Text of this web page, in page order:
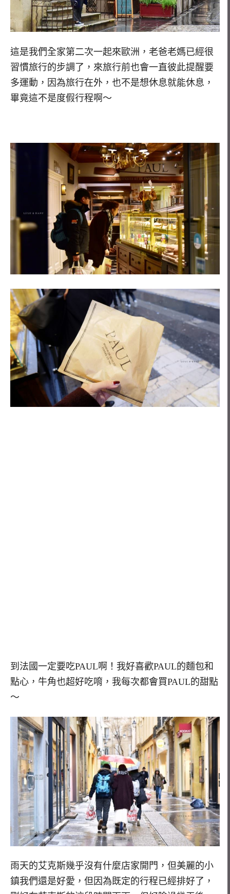
這是我們全家第二次一起來歐洲，老爸老媽已經很
習慣旅行的步調了，來旅行前也會一直彼此提醒要
多運動，因為旅行在外，也不是想休息就能休息，
畢竟這不是度假行程啊～
到法國一定要吃PAUL啊！我好喜歡PAUL的麵包和
點心，牛角也超好吃唷，我每次都會買PAUL的甜點
～
雨天的艾克斯幾乎沒有什麼店家開門，但美麗的小
鎮我們還是好愛，但因為既定的行程已經排好了，